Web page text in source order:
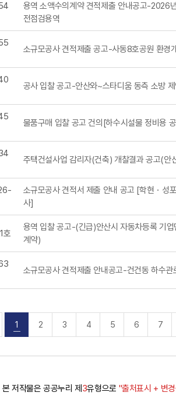
용역 소액수의계약 견적제출 안내공고-2026
전점검용역
소규모공사 견적제출 공고-사동8호공원 환경
공사 입찰 공고-안산와~스타디움 동측 소방
물품구매 입찰 공고 건의[하수시설물 정비용
주택건설사업 감리자(건축) 개찰결과 공고(안
소규모공사 견적서 제출 안내 공고 [학현・성
사]
호
용역 입찰 공고-(긴급)안산시 자동차등록 기
계약)
소규모공사 견적제출 안내공고-건건동 하수
1 2 3 4 5 6 7
본 저작물은 공공누리 제 3유형으로 "출처표시 + 변